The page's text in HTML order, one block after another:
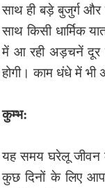
साथ ही बड़े बुजुर्ग
साथ किसी धार्मिक
में आ रही अड़चनें दूर
होगी। काम धंधे में भी
कुम्भ:
यह समय घरेलू
कुछ दिनों के लिए